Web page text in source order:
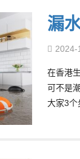
漏
2024-
在香港
可不是
大家3个